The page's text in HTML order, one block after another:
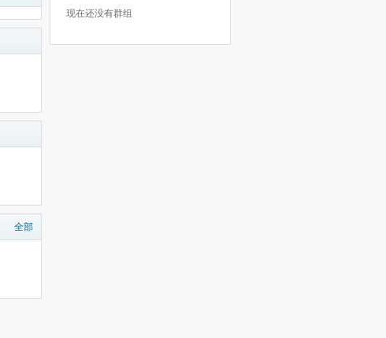
全部
现在还没有群组